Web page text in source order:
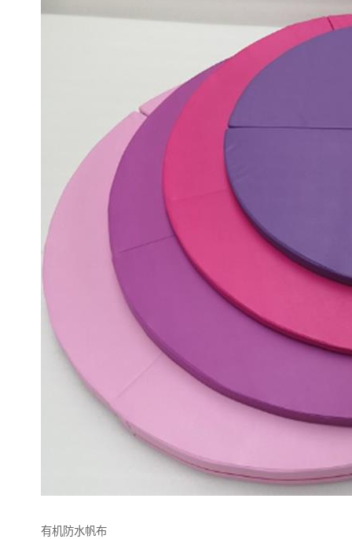
有机防水帆布